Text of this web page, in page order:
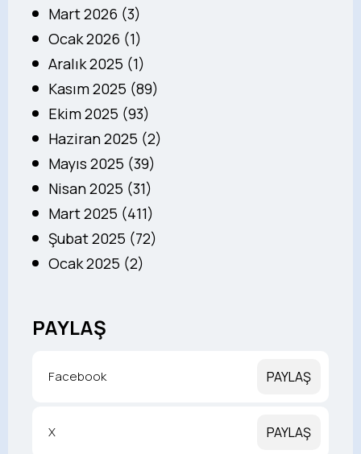
Mart 2026 (3)
Ocak 2026 (1)
Aralık 2025 (1)
Kasım 2025 (89)
Ekim 2025 (93)
Haziran 2025 (2)
Mayıs 2025 (39)
Nisan 2025 (31)
Mart 2025 (411)
Şubat 2025 (72)
Ocak 2025 (2)
PAYLAŞ
Facebook PAYLAŞ
X PAYLAŞ